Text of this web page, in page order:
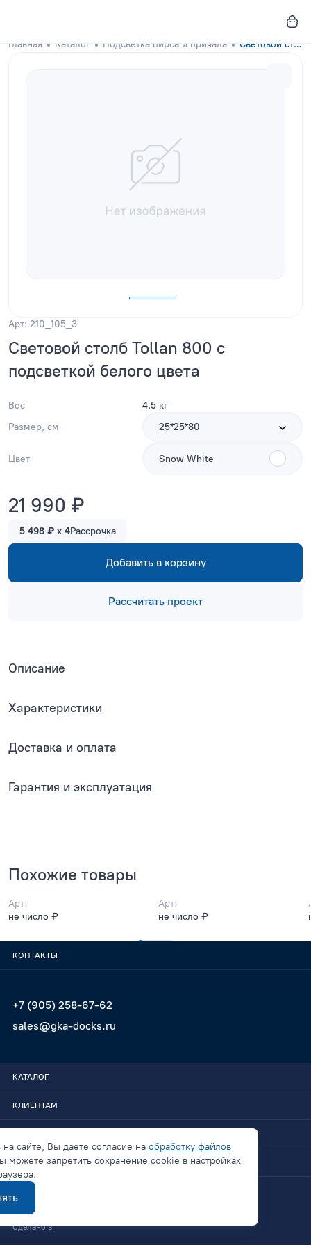
Главная Каталог Подсветка пирса и причала Световой столб Tollan 800 с подсветкой белого цвета
Арт: 210_105_3
Световой столб Tollan 800 с
подсветкой белого цвета
Вес
4.5 кг
Размер, см
25*25*80
Цвет Snow White
21 990 ₽
5 498 ₽ x 4Рассрочка
Добавить в корзину
Рассчитать проект
Описание
Характеристики
Доставка и оплата
Гарантия и эксплуатация
Похожие товары
Арт:
не число ₽
Арт:
не число ₽
КОНТАКТЫ
+7 (905) 258-67-62
sales@gka-docks.ru
КАТАЛОГ
КЛИЕНТАМ
СВЯЗАТЬСЯ
Политика конфиденциальности
Сделано в
на сайте, Вы даете согласие на обработку файлов
можете запретить сохранение cookie в настройках